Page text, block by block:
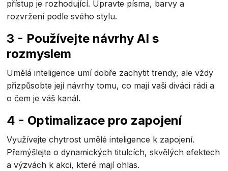
přístup je rozhodující. Upravte písma, barvy a
rozvržení podle svého stylu.
3 - Používejte návrhy AI s
rozmyslem
Umělá inteligence umí dobře zachytit trendy, ale vždy
přizpůsobte její návrhy tomu, co mají vaši diváci rádi a
o čem je váš kanál.
4 - Optimalizace pro zapojení
Využívejte chytrost umělé inteligence k zapojení.
Přemýšlejte o dynamických titulcích, skvělých efektech
a výzvách k akci, které mají ohlas.